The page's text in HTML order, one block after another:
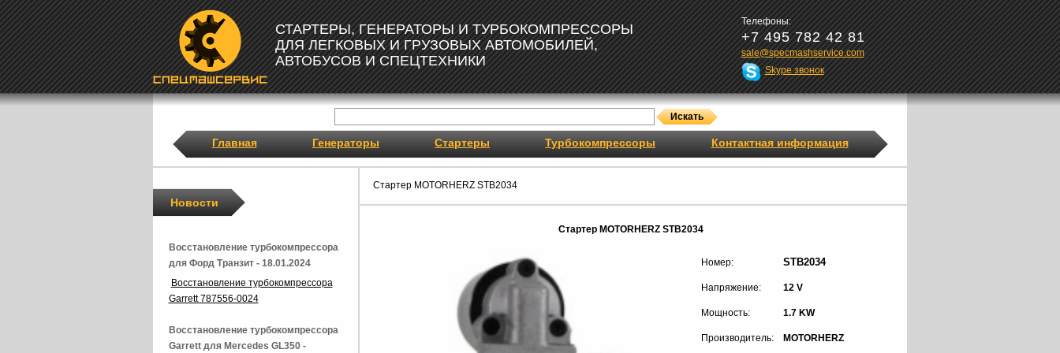
СТАРТЕРЫ, ГЕНЕРАТОРЫ И ТУРБОКОМПРЕССОРЫ
ДЛЯ ЛЕГКОВЫХ И ГРУЗОВЫХ АВТОМОБИЛЕЙ,
АВТОБУСОВ И СПЕЦТЕХНИКИ
Телефоны:
+7 495 782 42 81
sale@specmashservice.com
Skype звонок
Главная Генераторы Стартеры Турбокомпрессоры Контактная информация
Стартер MOTORHERZ STB2034
Стартер MOTORHERZ STB2034
Номер: STB2034
Напряжение: 12 V
Мощность: 1.7 KW
Производитель: MOTORHERZ
Новости
Восстановление турбокомпрессора
для Форд Транзит - 18.01.2024
Восстановление турбокомпрессора
Garrett 787556-0024
Восстановление турбокомпрессора
Garrett для Mercedes GL350 -